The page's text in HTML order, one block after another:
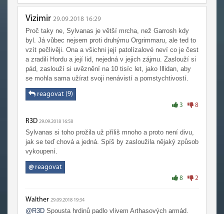
Vizimir 29.09.2018 16:29
Proč taky ne, Sylvanas je větší mrcha, než Garrosh kdy
byl. Já vůbec nejsem proti druhýmu Orgrimmaru, ale ted to
vzít pečlivěji. Ona a všichni její patolízalové neví co je čest
a zradili Hordu a její lid, nejedná v jejich zájmu. Zaslouží si
pád, zaslouží si uvěznění na 10 tisíc let, jako Illidan, aby
se mohla sama užírat svoji nenávistí a pomstychtivostí.
reagovat (9)
3 8
R3D 29.09.2018 16:58
Sylvanas si toho prožila už příliš mnoho a proto není divu,
jak se teď chová a jedná. Spíš by zasloužila nějaký způsob
vykoupení.
@reagovat
8 2
Walther 29.09.2018 19:34
@R3D Spousta hrdinů padlo vlivem Arthasových armád.